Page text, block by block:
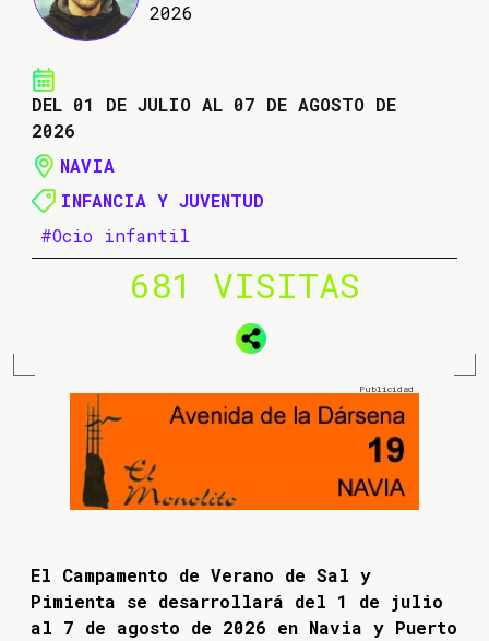
2026
DEL 01 DE JULIO AL 07 DE AGOSTO DE
2026
NAVIA
INFANCIA Y JUVENTUD
#Ocio infantil
681 VISITAS
El Campamento de Verano de Sal y
Pimienta se desarrollará del 1 de julio
al 7 de agosto de 2026 en Navia y Puerto